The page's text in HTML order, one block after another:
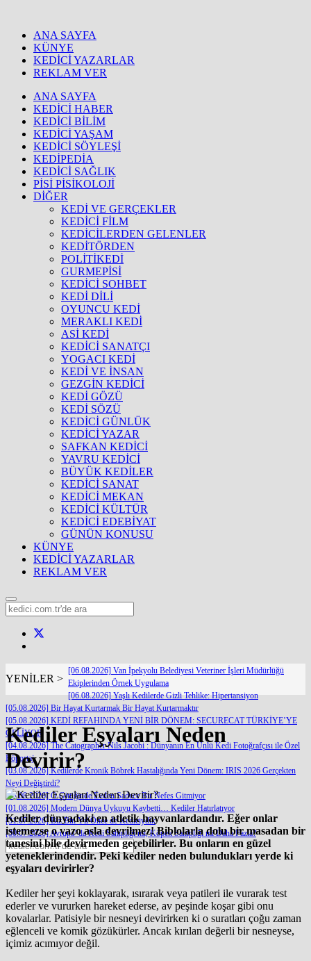
ANA SAYFA
KÜNYE
KEDİCİ YAZARLAR
REKLAM VER
ANA SAYFA
KEDİCİ HABER
KEDİCİ BİLİM
KEDİCİ YAŞAM
KEDİCİ SÖYLEŞİ
KEDİPEDİA
KEDİCİ SAĞLIK
PİSİ PİSİKOLOJİ
DİĞER
KEDİ VE GERÇEKLER
KEDİCİ FİLM
KEDİCİLERDEN GELENLER
KEDİTÖRDEN
POLİTİKEDİ
GURMEPİSİ
KEDİCİ SOHBET
KEDİ DİLİ
OYUNCU KEDİ
MERAKLI KEDİ
ASİ KEDİ
KEDİCİ SANATÇI
YOGACI KEDİ
KEDİ VE İNSAN
GEZGİN KEDİCİ
KEDİ GÖZÜ
KEDİ SÖZÜ
KEDİCİ GÜNLÜK
KEDİCİ YAZAR
SAFKAN KEDİCİ
YAVRU KEDİCİ
BÜYÜK KEDİLER
KEDİCİ SANAT
KEDİCİ MEKAN
KEDİCİ KÜLTÜR
KEDİCİ EDEBİYAT
GÜNÜN KONUSU
KÜNYE
KEDİCİ YAZARLAR
REKLAM VER
YENİLER >
[06.08.2026] Van İpekyolu Belediyesi Veteriner İşleri Müdürlüğü
Ekiplerinden Örnek Uygulama
[06.08.2026] Yaşlı Kedilerde Gizli Tehlike: Hipertansiyon
[05.08.2026] Bir Hayat Kurtarmak Bir Hayat Kurtarmaktır
[05.08.2026] KEDİ REFAHINDA YENİ BİR DÖNEM: SECURECAT TÜRKİYE’YE
GELİYOR
[04.08.2026] The Catographer Nils Jacobi : Dünyanın En Ünlü Kedi Fotoğrafçısı ile Özel
Röportaj
[03.08.2026] Kedilerde Kronik Böbrek Hastalığında Yeni Dönem: IRIS 2026 Gerçekten
Neyi Değiştirdi?
[03.08.2026] O Gittiğinde Evden Sadece Bir Nefes Gitmiyor
[01.08.2026] Modern Dünya Uykuyu Kaybetti… Kediler Hatırlatıyor
[31.07.2026] Biz Bin Yıl Önce de Kediciydik
[30.07.2026] Avrupa’ da Kedi Sahipliği mi, Köpek Sahipliği mi Daha Fazla?
Kediler Eşyaları Neden
Devirir?
Kediler dünyadaki en atletik hayvanlardandır. Eğer onlar
istemezse o vazo asla devrilmez! Biblolarla dolu bir masadan bir
tanesini bile devirmeden geçebilirler. Bu onların en güzel
yeteneklerindendir. Peki kediler neden bulundukları yerde ki
eşyaları devirirler?
Kediler her şeyi koklayarak, ısırarak veya patileri ile vurarak test
ederler ve vururken hareket ederse, av peşinde koşar gibi onu
kovalarlar. Patisiyle bir nesneyi devirirken ki o suratları çoğu zaman
eğlenceli ve komik gözükürler. Ancak kırılan değerli bir nesneyse,
içimiz acımıyor değil.